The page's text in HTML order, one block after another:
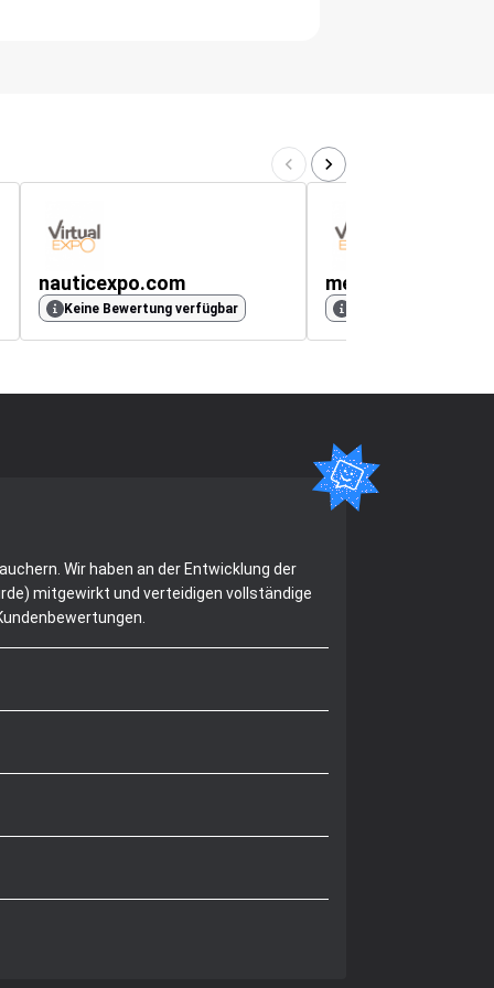
nauticexpo.com
Keine Bewertung verfügbar
medicalexpo.com
Wir haben an der Entwicklung der
mitgewirkt und verteidigen vollständige